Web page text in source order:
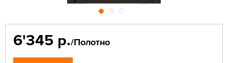
6'345 р./Полотно